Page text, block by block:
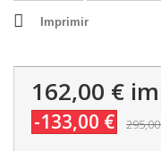
Imprimir
162,00 €
-133,00 €